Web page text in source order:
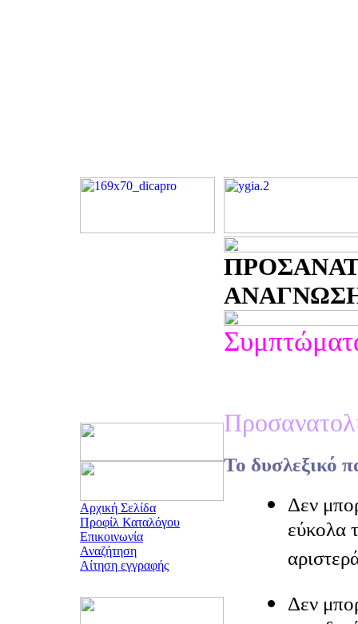
Αρχική Σελίδα
Προφίλ Καταλόγου
Επικοινωνία
Αναζήτηση
Αίτηση εγγραφής
ΑΝΑΓΝΩΣΗ
Το δυσλεξικό
Δεν
εύκολα
Δεν